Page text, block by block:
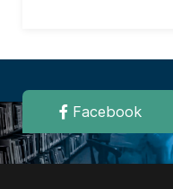
Facebook